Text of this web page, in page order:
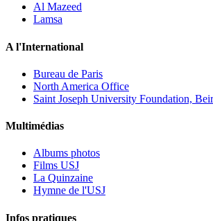
Al Mazeed
Lamsa
A l'International
Bureau de Paris
North America Office
Saint Joseph University Foundation,
Multimédias
Albums photos
Films USJ
La Quinzaine
Hymne de l'USJ
Infos pratiques